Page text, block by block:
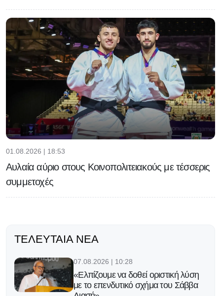
01.08.2026 | 18:53
Αυλαία αύριο στους Κοινοπολιτειακούς με τέσσερις
συμμετοχές
ΤΕΛΕΥΤΑΊΑ ΝΈΑ
07.08.2026 | 10:28
«Ελπίζουμε να δοθεί οριστική λύση
με το επενδυτικό σχήμα του Σάββα